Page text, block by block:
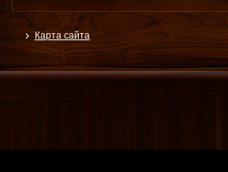
Карта сайта